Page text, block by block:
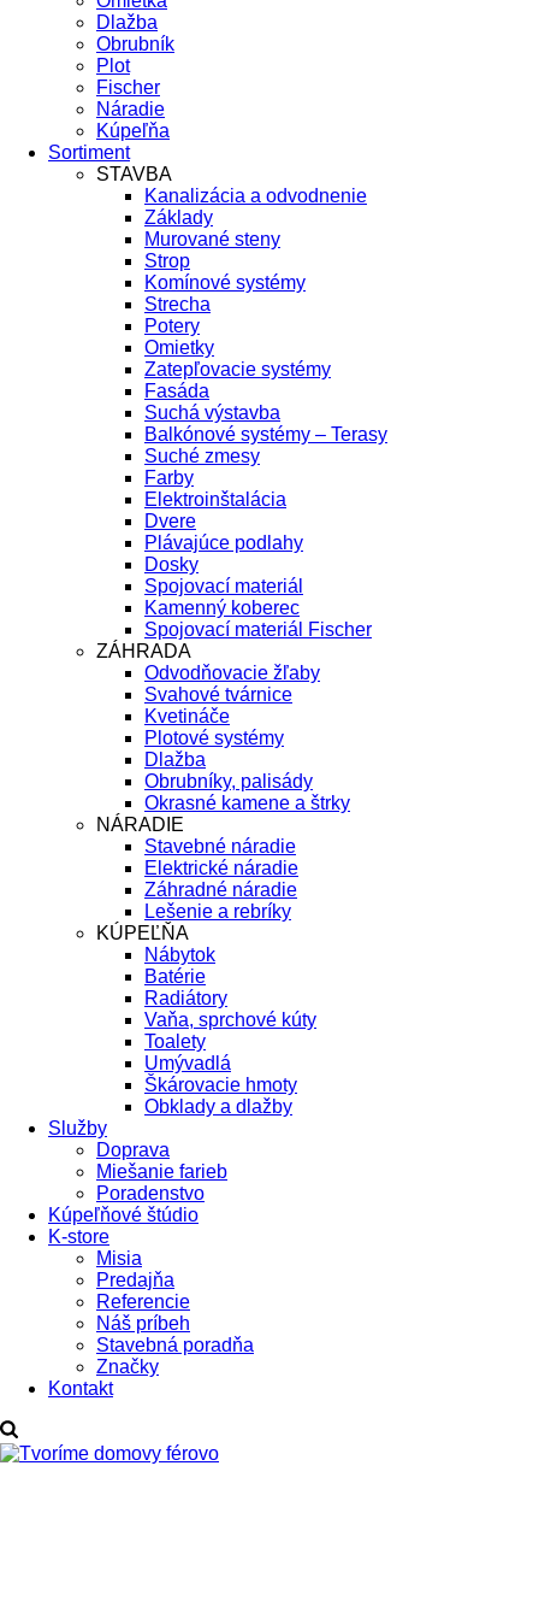
Dlažba
Obrubník
Plot
Fischer
Náradie
Kúpeľňa
Sortiment
STAVBA
Kanalizácia a odvodnenie
Základy
Murované steny
Strop
Komínové systémy
Strecha
Potery
Omietky
Zatepľovacie systémy
Fasáda
Suchá výstavba
Balkónové systémy – Terasy
Suché zmesy
Farby
Elektroinštalácia
Dvere
Plávajúce podlahy
Dosky
Spojovací materiál
Kamenný koberec
Spojovací materiál Fischer
ZÁHRADA
Odvodňovacie žľaby
Svahové tvárnice
Kvetináče
Plotové systémy
Dlažba
Obrubníky, palisády
Okrasné kamene a štrky
NÁRADIE
Stavebné náradie
Elektrické náradie
Záhradné náradie
Lešenie a rebríky
KÚPEĽŇA
Nábytok
Batérie
Radiátory
Vaňa, sprchové kúty
Toalety
Umývadlá
Škárovacie hmoty
Obklady a dlažby
Služby
Doprava
Miešanie farieb
Poradenstvo
Kúpeľňové štúdio
K-store
Misia
Predajňa
Referencie
Náš príbeh
Stavebná poradňa
Značky
Kontakt